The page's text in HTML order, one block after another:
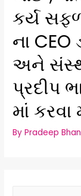
કર્ય
ના CEO
અને
પ્રદીપ
માં
ByPradeep